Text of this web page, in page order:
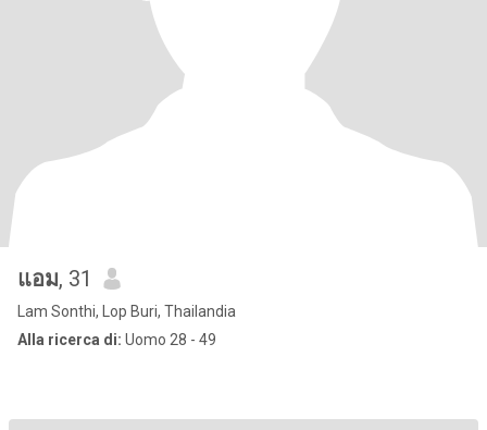
แอม, 31
Lam Sonthi, Lop Buri, Thailandia
Alla ricerca di: Uomo 28 - 49